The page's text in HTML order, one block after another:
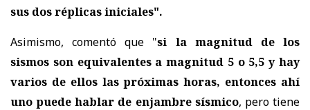
sus dos réplicas iniciales".
Asimismo, comentó que "si la magnitud de los
sismos son equivalentes a magnitud 5 o 5,5 y hay
varios de ellos las próximas horas, entonces ahí
uno puede hablar de enjambre sísmico, pero tiene